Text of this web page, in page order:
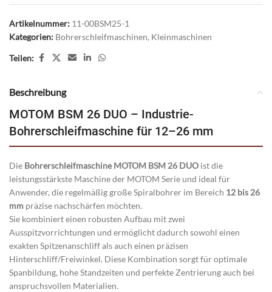
Artikelnummer: 11-00BSM25-1
Kategorien: Bohrerschleifmaschinen, Kleinmaschinen
Teilen:
Beschreibung
MOTOM BSM 26 DUO – Industrie-
Bohrerschleifmaschine für 12–26 mm
Die Bohrerschleifmaschine MOTOM BSM 26 DUO ist die
leistungsstärkste Maschine der MOTOM Serie und ideal für
Anwender, die regelmäßig große Spiralbohrer im Bereich 12 bis 26
mm präzise nachschärfen möchten.
Sie kombiniert einen robusten Aufbau mit zwei
Ausspitzvorrichtungen und ermöglicht dadurch sowohl einen
exakten Spitzenanschliff als auch einen präzisen
Hinterschliff/Freiwinkel. Diese Kombination sorgt für optimale
Spanbildung, hohe Standzeiten und perfekte Zentrierung auch bei
anspruchsvollen Materialien.